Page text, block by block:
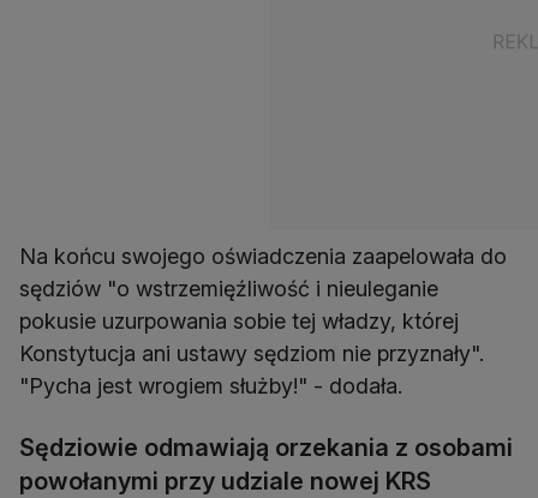
Na końcu swojego oświadczenia zaapelowała do
sędziów "o wstrzemięźliwość i nieuleganie
pokusie uzurpowania sobie tej władzy, której
Konstytucja ani ustawy sędziom nie przyznały".
"Pycha jest wrogiem służby!" - dodała.
Sędziowie odmawiają orzekania z osobami
powołanymi przy udziale nowej KRS